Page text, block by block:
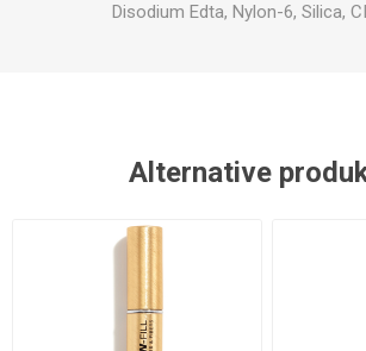
Disodium Edta, Nylon-6, Silica,
Alternative